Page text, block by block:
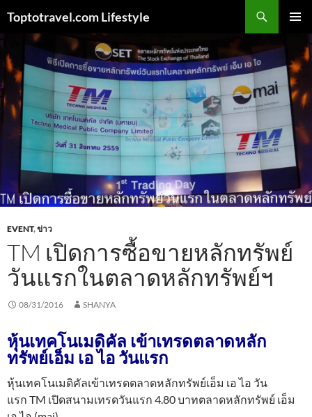
content
Toptotravel.com Lifestyle
MENU
EVENT,ข่าว
TM เปิดการซื้อขายหลักทรัพย์
วันแรกในตลาดหลักทรัพย์ฯ
08/31/2016 SHANYA
หุ้นเทคโนเมดิคัล เข้าเทรดตลาดหลัก
ทรัพย์เอ็ม เอ ไอ วันแรก
หุ้นเทคโนเมดิคัลเข้าเทรดตลาดหลักทรัพย์เอ็ม เอ ไอ วัน
แรก TM เปิดสนามเทรดวันแรก 4.80 บาทตลาดหลักทรัพย์ เอ็ม